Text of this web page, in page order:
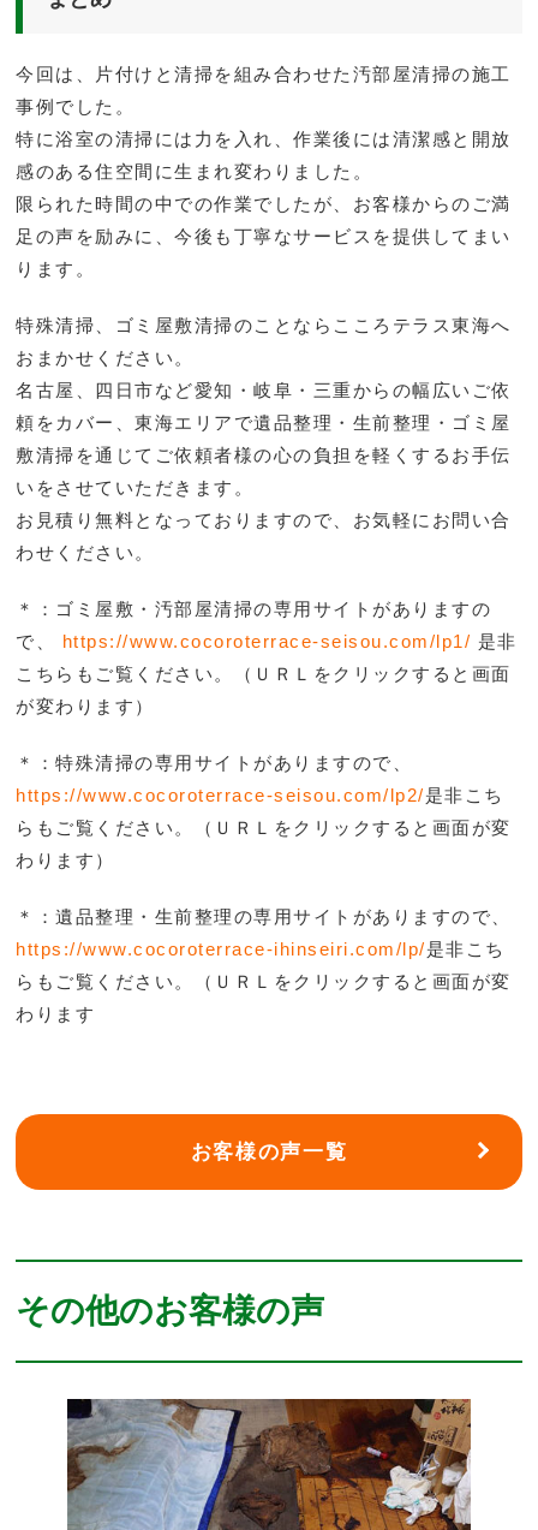
今回は、片付けと清掃を組み合わせた汚部屋清掃の施工
事例でした。
特に浴室の清掃には力を入れ、作業後には清潔感と開放
感のある住空間に生まれ変わりました。
限られた時間の中での作業でしたが、お客様からのご満
足の声を励みに、今後も丁寧なサービスを提供してまい
ります。
特殊清掃、ゴミ屋敷清掃のことならこころテラス東海へ
おまかせください。
名古屋、四日市など愛知・岐阜・三重からの幅広いご依
頼をカバー、東海エリアで遺品整理・生前整理・ゴミ屋
敷清掃を通じてご依頼者様の心の負担を軽くするお手伝
いをさせていただきます。
お見積り無料となっておりますので、お気軽にお問い合
わせください。
＊：ゴミ屋敷・汚部屋清掃の専用サイトがありますの
で、 https://www.cocoroterrace-seisou.com/lp1/ 是非
こち らもご覧ください。（ＵＲＬをクリックすると画面
が変わります）
＊：特殊清掃の専用サイトがありますので、
https://www.cocoroterrace-seisou.com/lp2/是非こち
らもご覧ください。（ＵＲＬをクリックすると画面が変
わります）
＊：遺品整理・生前整理の専用サイトがありますので、
https://www.cocoroterrace-ihinseiri.com/lp/是非こち
らもご覧ください。（ＵＲＬをクリックすると画面が変
わります
お客様の声一覧
その他のお客様の声